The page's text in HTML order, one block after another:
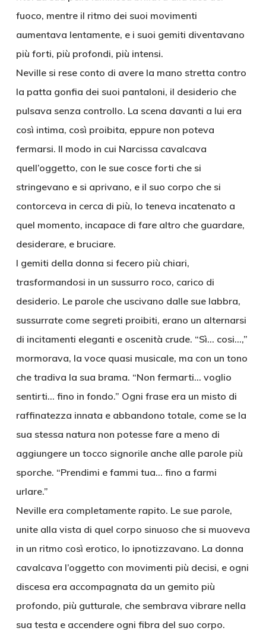
fuoco, mentre il ritmo dei suoi movimenti
aumentava lentamente, e i suoi gemiti diventavano
più forti, più profondi, più intensi.
Neville si rese conto di avere la mano stretta contro
la patta gonfia dei suoi pantaloni, il desiderio che
pulsava senza controllo. La scena davanti a lui era
così intima, così proibita, eppure non poteva
fermarsi. Il modo in cui Narcissa cavalcava
quell’oggetto, con le sue cosce forti che si
stringevano e si aprivano, e il suo corpo che si
contorceva in cerca di più, lo teneva incatenato a
quel momento, incapace di fare altro che guardare,
desiderare, e bruciare.
I gemiti della donna si fecero più chiari,
trasformandosi in un sussurro roco, carico di
desiderio. Le parole che uscivano dalle sue labbra,
sussurrate come segreti proibiti, erano un alternarsi
di incitamenti eleganti e oscenità crude. “Sì… cosi…,”
mormorava, la voce quasi musicale, ma con un tono
che tradiva la sua brama. “Non fermarti… voglio
sentirti… fino in fondo.” Ogni frase era un misto di
raffinatezza innata e abbandono totale, come se la
sua stessa natura non potesse fare a meno di
aggiungere un tocco signorile anche alle parole più
sporche. “Prendimi e fammi tua… fino a farmi
urlare.”
Neville era completamente rapito. Le sue parole,
unite alla vista di quel corpo sinuoso che si muoveva
in un ritmo così erotico, lo ipnotizzavano. La donna
cavalcava l’oggetto con movimenti più decisi, e ogni
discesa era accompagnata da un gemito più
profondo, più gutturale, che sembrava vibrare nella
sua testa e accendere ogni fibra del suo corpo.